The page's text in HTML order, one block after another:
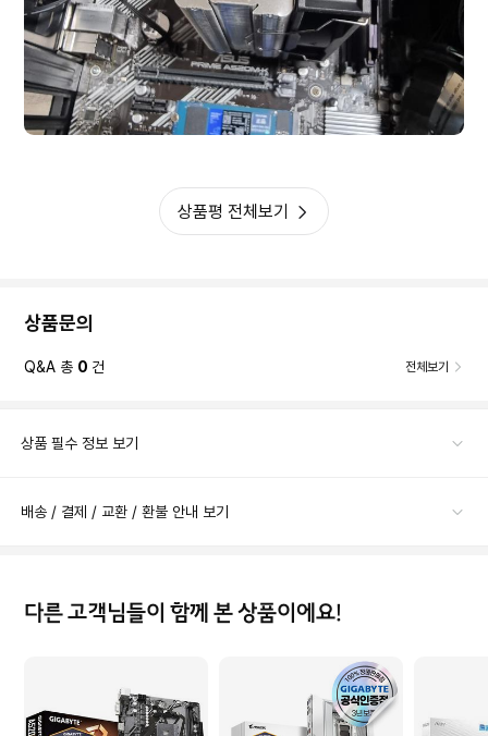
상품평 전체보기
상품문의
Q&A 총 0 건 전체보기
상품 필수 정보 보기
배송 / 결제 / 교환 / 환불 안내 보기
다른 고객님들이 함께 본 상품이에요!